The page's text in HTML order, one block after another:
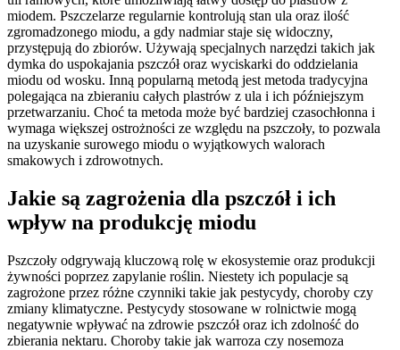
miodem. Pszczelarze regularnie kontrolują stan ula oraz ilość
zgromadzonego miodu, a gdy nadmiar staje się widoczny,
przystępują do zbiorów. Używają specjalnych narzędzi takich jak
dymka do uspokajania pszczół oraz wyciskarki do oddzielania
miodu od wosku. Inną popularną metodą jest metoda tradycyjna
polegająca na zbieraniu całych plastrów z ula i ich późniejszym
przetwarzaniu. Choć ta metoda może być bardziej czasochłonna i
wymaga większej ostrożności ze względu na pszczoły, to pozwala
na uzyskanie surowego miodu o wyjątkowych walorach
smakowych i zdrowotnych.
Jakie są zagrożenia dla pszczół i ich
wpływ na produkcję miodu
Pszczoły odgrywają kluczową rolę w ekosystemie oraz produkcji
żywności poprzez zapylanie roślin. Niestety ich populacje są
zagrożone przez różne czynniki takie jak pestycydy, choroby czy
zmiany klimatyczne. Pestycydy stosowane w rolnictwie mogą
negatywnie wpływać na zdrowie pszczół oraz ich zdolność do
zbierania nektaru. Choroby takie jak warroza czy nosemoza